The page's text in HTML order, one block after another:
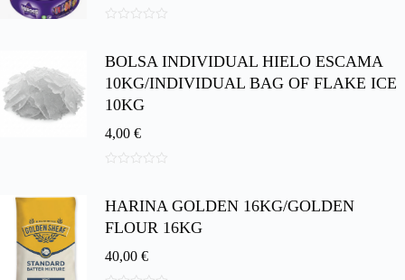
e
BOLSA INDIVIDUAL HIELO ESCAMA
10KG/INDIVIDUAL BAG OF FLAKE ICE
10KG
4,00 €
e
HARINA GOLDEN 16KG/GOLDEN
FLOUR 16KG
40,00 €